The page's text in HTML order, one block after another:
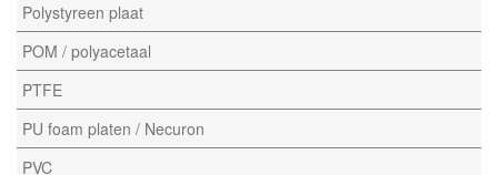
Polystyreen plaat
POM / polyacetaal
PTFE
PU foam platen / Necuron
PVC